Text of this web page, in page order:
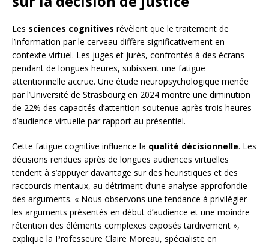
Les sciences cognitives révèlent que le traitement de
l’information par le cerveau diffère significativement en
contexte virtuel. Les juges et jurés, confrontés à des écrans
pendant de longues heures, subissent une fatigue
attentionnelle accrue. Une étude neuropsychologique menée
par l’Université de Strasbourg en 2024 montre une diminution
de 22% des capacités d’attention soutenue après trois heures
d’audience virtuelle par rapport au présentiel.
Cette fatigue cognitive influence la qualité décisionnelle. Les
décisions rendues après de longues audiences virtuelles
tendent à s’appuyer davantage sur des heuristiques et des
raccourcis mentaux, au détriment d’une analyse approfondie
des arguments. « Nous observons une tendance à privilégier
les arguments présentés en début d’audience et une moindre
rétention des éléments complexes exposés tardivement »,
explique la Professeure Claire Moreau, spécialiste en